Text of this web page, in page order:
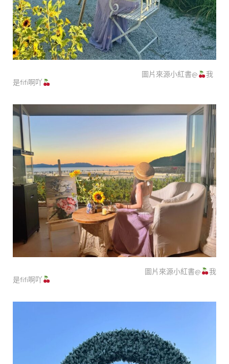
圖片來源小紅書@
我
是fifi啊吖
圖片來源小紅書@
我
是fifi啊吖